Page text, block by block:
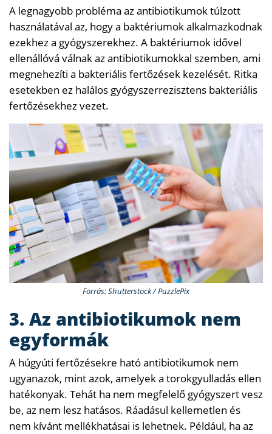
A legnagyobb probléma az antibiotikumok túlzott
használatával az, hogy a baktériumok alkalmazkodnak
ezekhez a gyógyszerekhez. A baktériumok idővel
ellenállóvá válnak az antibiotikumokkal szemben, ami
megnehezíti a bakteriális fertőzések kezelését. Ritka
esetekben ez halálos gyógyszerrezisztens bakteriális
fertőzésekhez vezet.
Forrás: Shutterstock / PuzzlePix
3. Az antibiotikumok nem
egyformák
A húgyúti fertőzésekre ható antibiotikumok nem
ugyanazok, mint azok, amelyek a torokgyulladás ellen
hatékonyak. Tehát ha nem megfelelő gyógyszert vesz
be, az nem lesz hatásos. Ráadásul kellemetlen és
nem kívánt mellékhatásai is lehetnek. Például, ha az